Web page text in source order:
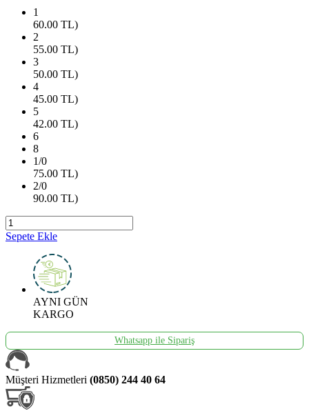
1
60.00 TL)
2
55.00 TL)
3
50.00 TL)
4
45.00 TL)
5
42.00 TL)
6
8
1/0
75.00 TL)
2/0
90.00 TL)
Sepete Ekle
AYNI GÜN
KARGO
Whatsapp ile Sipariş
Müşteri Hizmetleri (0850) 244 40 64